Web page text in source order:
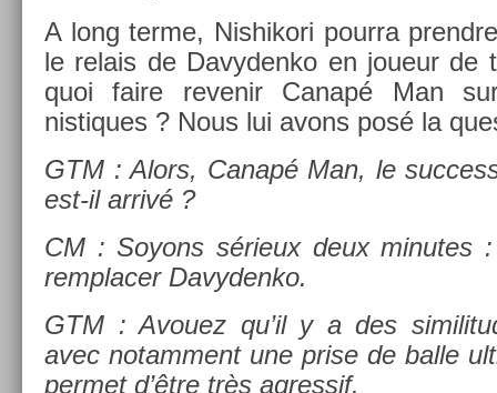
A long terme, Nis­hikori pour­ra
le re­lais de Davyden­ko en joueur de
quoi faire re­venir Canapé Man
nistiques ? Nous lui avons posé la
GTM : Alors, Canapé Man, le
est-il arrivé ?
CM : Soyons sérieux deux minutes
re­mplac­er Davyden­ko.
GTM : Avouez qu’il y a des
avec notam­ment une prise de balle
per­met d’être très ag­ressif.